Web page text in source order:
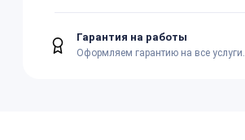
Гарантия на работы
Оформляем гарантию на все услуги.